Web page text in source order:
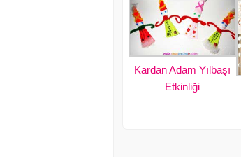
Kardan Adam Yılbaşı
Etkinliği